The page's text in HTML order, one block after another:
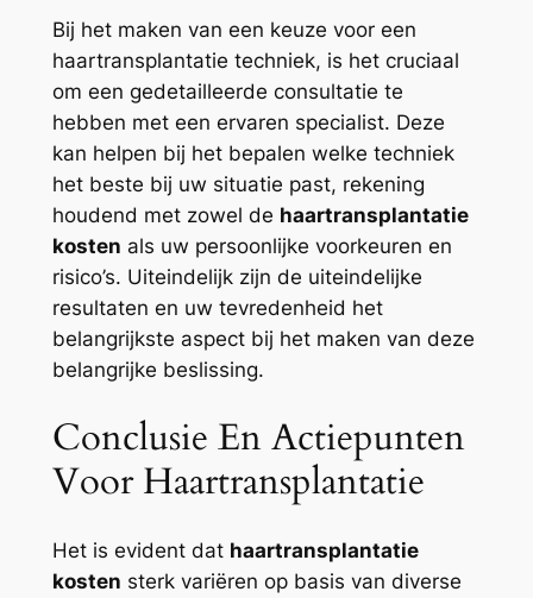
Bij het maken van een keuze voor een
haartransplantatie techniek, is het cruciaal
om een gedetailleerde consultatie te
hebben met een ervaren specialist. Deze
kan helpen bij het bepalen welke techniek
het beste bij uw situatie past, rekening
houdend met zowel de haartransplantatie
kosten als uw persoonlijke voorkeuren en
risico’s. Uiteindelijk zijn de uiteindelijke
resultaten en uw tevredenheid het
belangrijkste aspect bij het maken van deze
belangrijke beslissing.
Conclusie En Actiepunten
Voor Haartransplantatie
Het is evident dat haartransplantatie
kosten sterk variëren op basis van diverse